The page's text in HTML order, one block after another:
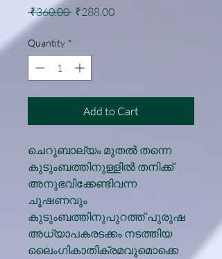
₹360.00 Regular
₹288.00Sale
Quantity *
Add to Cart
ചെറുബാല്യം മുതൽ തന്നെ
കുടുംബത്തിനുള്ളിൽ തനിക്ക്
അനുഭവിക്കേണ്ടിവന്ന
ചൂഷണവും
കുടുംബത്തിനുപുറത്ത് പുരുഷ
അധ്യാപകരടക്കം നടത്തിയ
ലൈംഗികാതിക്രമവുമൊക്കെ